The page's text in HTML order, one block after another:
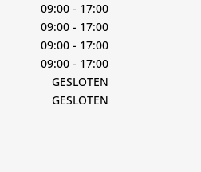
09:00 - 17:00
09:00 - 17:00
09:00 - 17:00
09:00 - 17:00
GESLOTEN
GESLOTEN